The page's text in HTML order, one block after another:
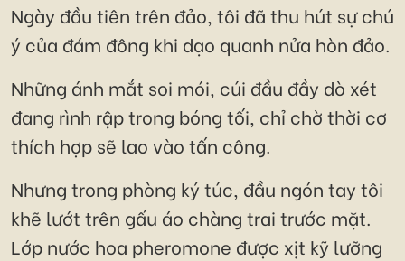
Ngày đầu tiên trên đảo, tôi đã thu hút sự chú
ý của đám đông khi dạo quanh nửa hòn đảo.
Những ánh mắt soi mói, cúi đầu đầy dò xét
đang rình rập trong bóng tối, chỉ chờ thời cơ
thích hợp sẽ lao vào tấn công.
Nhưng trong phòng ký túc, đầu ngón tay tôi
khẽ lướt trên gấu áo chàng trai trước mặt.
Lớp nước hoa pheromone được xịt kỹ lưỡng